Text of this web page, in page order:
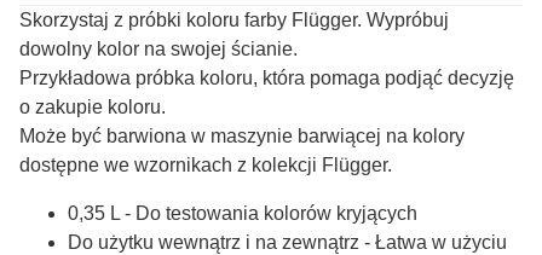
Skorzystaj z próbki koloru farby Flügger. Wypróbuj
dowolny kolor na swojej ścianie.
Przykładowa próbka koloru, która pomaga podjąć decyzję
o zakupie koloru.
Może być barwiona w maszynie barwiącej na kolory
dostępne we wzornikach z kolekcji Flügger.
0,35 L - Do testowania kolorów kryjących
Do użytku wewnątrz i na zewnątrz - Łatwa w użyciu